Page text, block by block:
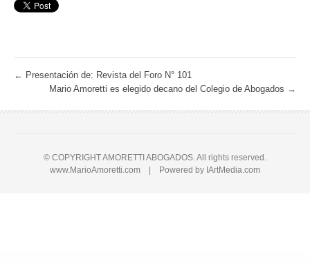
← Presentación de: Revista del Foro N° 101
Mario Amoretti es elegido decano del Colegio de Abogados →
© COPYRIGHT AMORETTI ABOGADOS. All rights reserved.
www.MarioAmoretti.com | Powered by IArtMedia.com